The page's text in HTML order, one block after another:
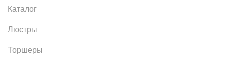
Каталог
Люстры
Торшеры